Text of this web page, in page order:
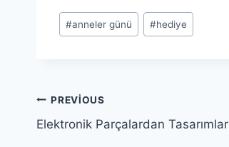
Post
Tags:
#anneler günü #hediye
Yazı
gezinmesi
PREVIOUS
Elektronik Parçalardan Tasarımlar